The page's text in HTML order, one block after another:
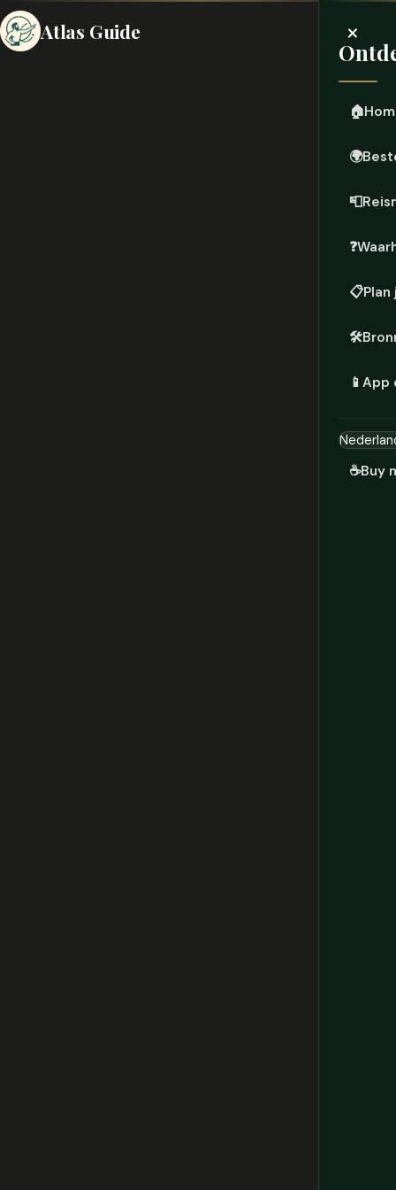
Atlas Guide ×
🏠
🌍
📮
❓
📋
🛠️
📱 App
☕Buy